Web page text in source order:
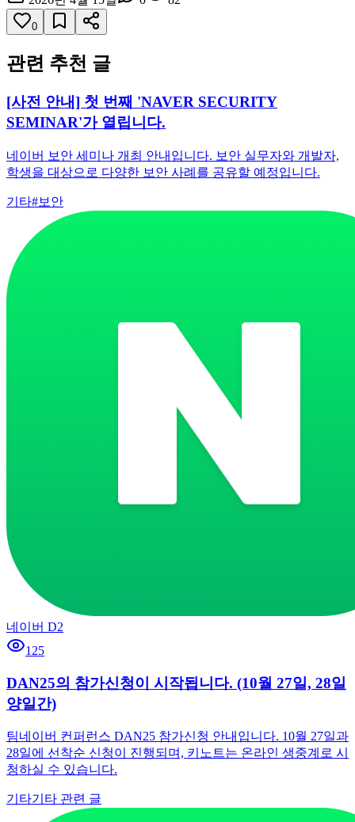
0
관련 추천 글
[사전 안내] 첫 번째 'NAVER SECURITY
SEMINAR'가 열립니다.
네이버 보안 세미나 개최 안내입니다. 보안 실무자와 개발자,
학생을 대상으로 다양한 보안 사례를 공유할 예정입니다.
기타#보안
네이버 D2
125
DAN25의 참가신청이 시작됩니다. (10월 27일, 28일
양일간)
팀네이버 컨퍼런스 DAN25 참가신청 안내입니다. 10월 27일과
28일에 선착순 신청이 진행되며, 키노트는 온라인 생중계로 시
청하실 수 있습니다.
기타기타 관련 글